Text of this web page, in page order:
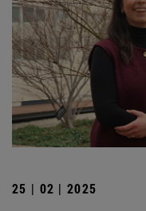
25 | 02 | 2025